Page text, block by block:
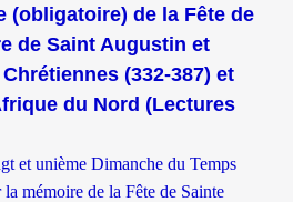
(obligatoire) de la Fête de
de Saint Augustin et
(332-387) et
du Nord (Lectures
et unième Dimanche du Temps
mémoire de la Fête de Sainte